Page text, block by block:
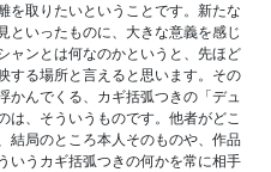
を取りたいということです。新たな
といったものに、大きな意義を感じ
ャンとは何なのかというと、先ほど
する場所と言えると思います。その
かんでくる、カギ括弧つきの「デュ
は、そういうものです。他者がどこ
結局のところ本人そのものや、作品
いうカギ括弧つきの何かを常に相手